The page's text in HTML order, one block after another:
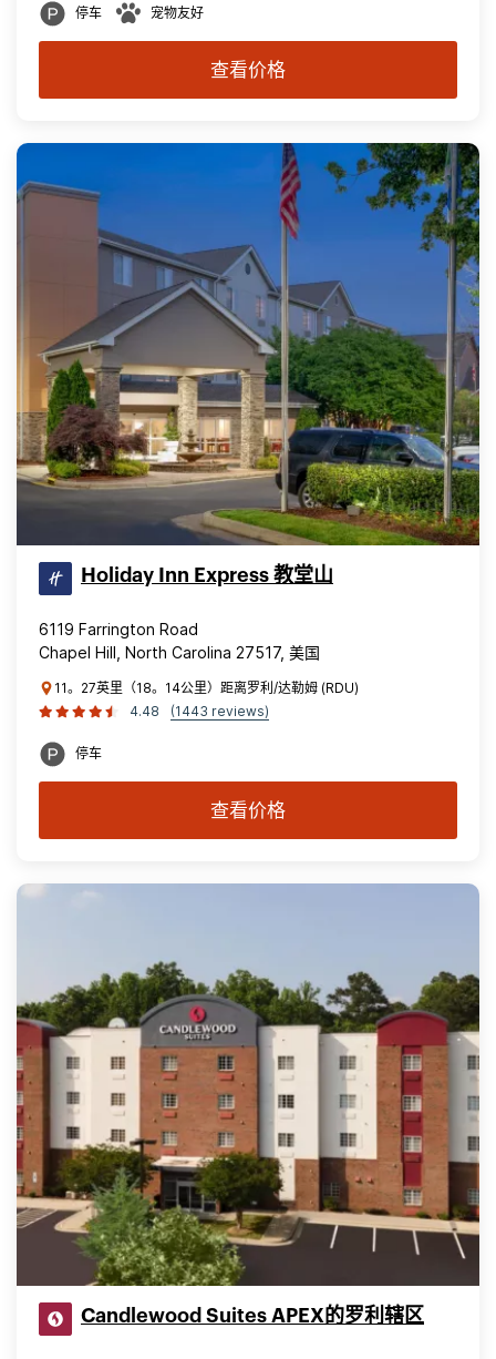
停车 宠物友好
查看价格
Holiday Inn Express 教堂山
6119 Farrington Road
Chapel Hill, North Carolina 27517, 美国
11。27英里（18。14公里）距离罗利/达勒姆 (RDU)
4.48
(1443 reviews)
停车
查看价格
Candlewood Suites APEX的罗利辖区